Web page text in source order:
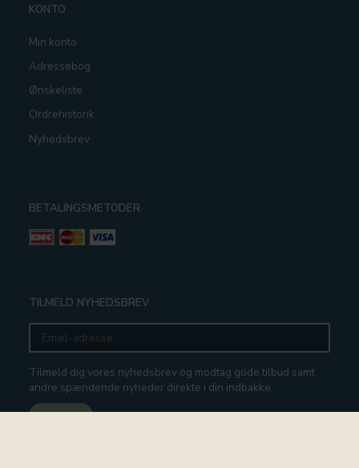
KONTO
Min konto
Adressebog
Ønskeliste
Ordrehistorik
Nyhedsbrev
BETALINGSMETODER
TILMELD NYHEDSBREV
Email-
adresse
Tilmeld dig vores nyhedsbrev og modtag gode tilbud samt
andre spændende nyheder direkte i din indbakke.